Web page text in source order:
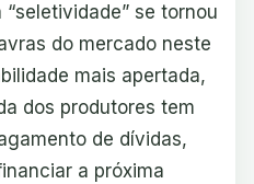
se tornou
do mercado neste
mais apertada,
dos produtores tem
de dívidas,
a próxima